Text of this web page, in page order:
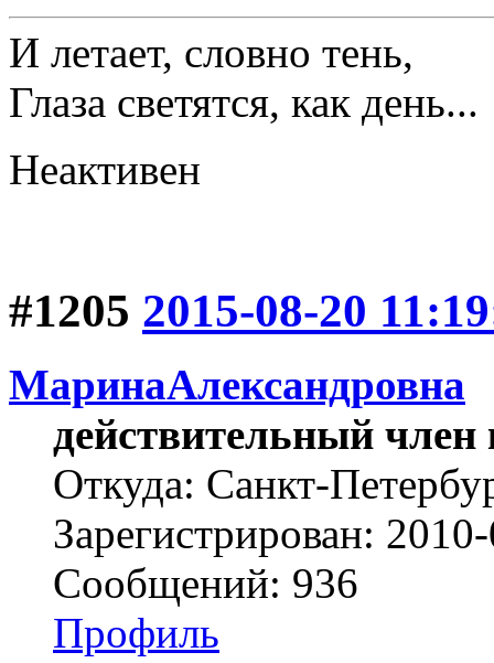
И летает, словно тень,
Глаза светятся, как день...
Неактивен
#1205 2015-08-20
МаринаАлександровна
действительный член
Откуда: Cанкт-
Зарегистрирован:
Сообщений: 936
Профиль